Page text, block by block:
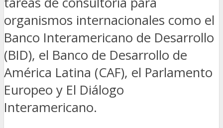
organismos internacionales como el
Banco Interamericano de Desarrollo
(BID), el Banco de Desarrollo de
América Latina (CAF), el Parlamento
Europeo y El Diálogo
Interamericano.